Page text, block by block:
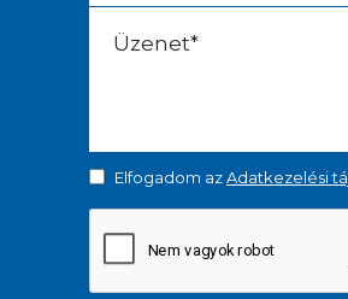
Elfogadom azAdatkezelési